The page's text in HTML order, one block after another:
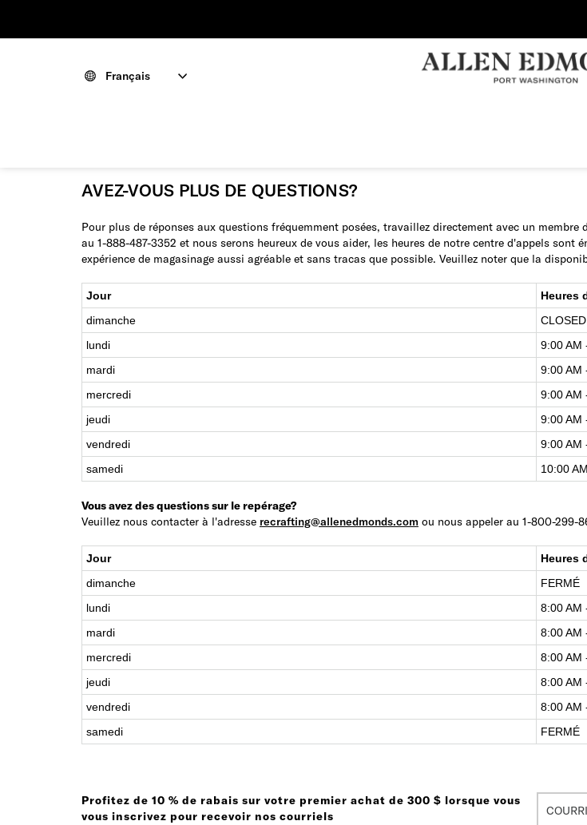
Français
AVEZ-VOUS PLUS DE QUESTIONS?
Pour plus de réponses aux questions fréquemment posées, travaillez directement avec un membre
au 1-888-487-3352 et nous serons heureux de vous aider, les heures de notre centre d'appels
expérience de magasinage aussi agréable et sans tracas que possible. Veuillez noter que la
Jour
Heures
dimanche
CLOSED
lundi
9:00 AM
mardi
9:00 AM
mercredi
9:00 AM
jeudi
9:00 AM
vendredi
9:00 AM
samedi
10:00
Vous avez des questions sur le repérage?
Veuillez nous contacter à l'adresse recrafting@allenedmonds.com ou nous appeler au 1-800-299-
Jour
Heures
dimanche
FERMÉ
lundi
8:00 AM
mardi
8:00 AM
mercredi
8:00 AM
jeudi
8:00 AM
vendredi
8:00 AM
samedi
FERMÉ
Profitez de 10 % de rabais sur votre premier achat de 300 $ lorsque vous
vous inscrivez pour recevoir nos courriels